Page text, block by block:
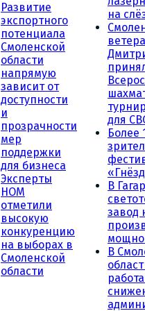
Развитие
экспортного
потенциала
Смоленской
области
напрямую
зависит от
доступности
и
прозрачности
мер
поддержки
для бизнеса
Эксперты
НОМ
отметили
высокую
конкуренцию
на выборах в
Смоленской
области
на
для
Более
В
завод
В